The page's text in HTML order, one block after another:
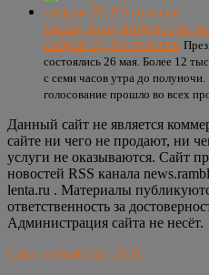
Башар Асад победил на
набрав 95,1% голосов
состоялись 26 мая. Более 12
с семи часов утра до
голосование прошло во всех
Данный сайт не является
сайте ни чего не продают, ни
услуги не оказываются. Сайт
новостей RSS канала
lenta.ru . Материалы
ответственность за
Администрация сайта не несёт.
Сайт от bmb3 @ 2021